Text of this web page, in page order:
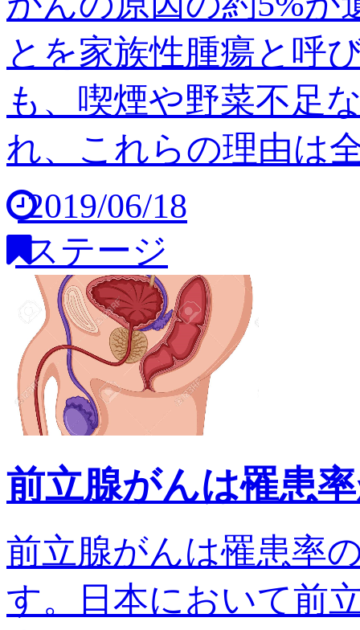
とを家族性腫瘍と呼
も、喫煙や野菜不足
れ、これらの理由は
2019/06/18
ステージ
前立腺がんは罹患
前立腺がんは罹患率
す。日本において前